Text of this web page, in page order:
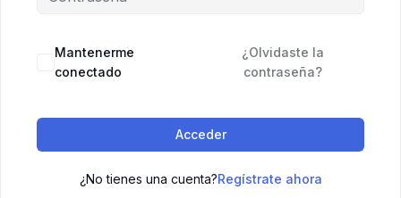
Mantenerme
conectado
¿Olvidaste la
contraseña?
Acceder
¿No tienes una cuenta?Regístrate ahora